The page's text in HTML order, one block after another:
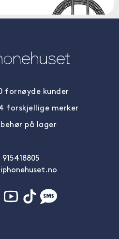
fornøyde kunder
forskjellige merker
på lager
915418805